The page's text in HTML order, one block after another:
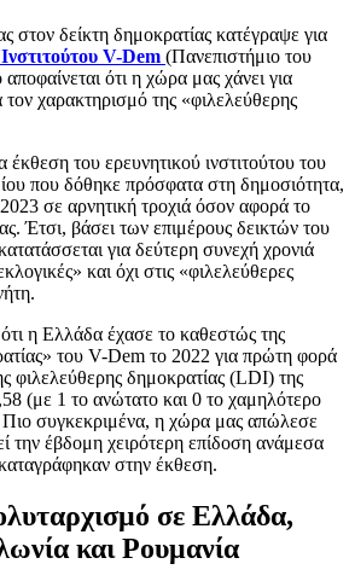
δείκτη δημοκρατίας κατέγραψε για
Ινστιτούτου V-Dem (Πανεπιστήμιο του
ότι η χώρα μας χάνει για
χαρακτηρισμό της «φιλελεύθερης
του ερευνητικού ινστιτούτου του
που δόθηκε πρόσφατα στη δημοσιότητα,
σε αρνητική τροχιά όσον αφορά το
Έτσι, βάσει των επιμέρους δεικτών του
για δεύτερη συνεχή χρονιά
και όχι στις «φιλελεύθερες
ότι η Ελλάδα έχασε το καθεστώς της
του V-Dem το 2022 για πρώτη φορά
φιλελεύθερης δημοκρατίας (LDI) της
(με 1 το ανώτατο και 0 το χαμηλότερο
Πιο συγκεκριμένα, η χώρα μας απώλεσε
την έβδομη χειρότερη επίδοση ανάμεσα
στην έκθεση.
σε Ελλάδα,
και Ρουμανία